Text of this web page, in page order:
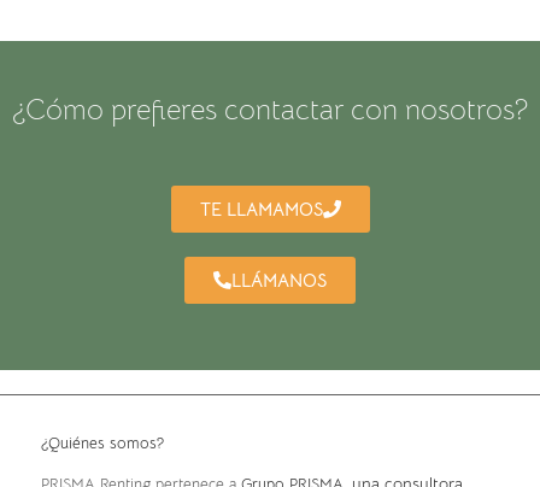
¿Cómo prefieres contactar con nosotros?
TE LLAMAMOS
LLÁMANOS
¿Quiénes somos?